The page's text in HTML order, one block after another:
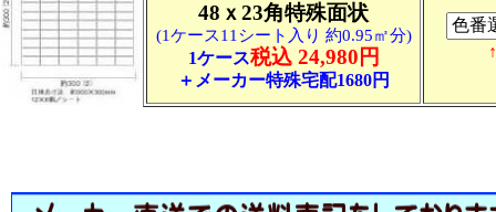
48ｘ23角特殊面状
(1ケース11シート入り 約0.95㎡分)
1ケース税込 24,980円
＋メーカー特殊宅配1680円